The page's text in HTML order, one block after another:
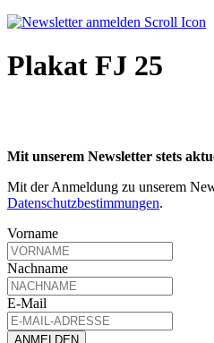
Plakat FJ 25
Mit unserem Newsletter stets
Mit der Anmeldung zu unserem
Datenschutzbestimmungen.
Vorname
Nachname
E-Mail